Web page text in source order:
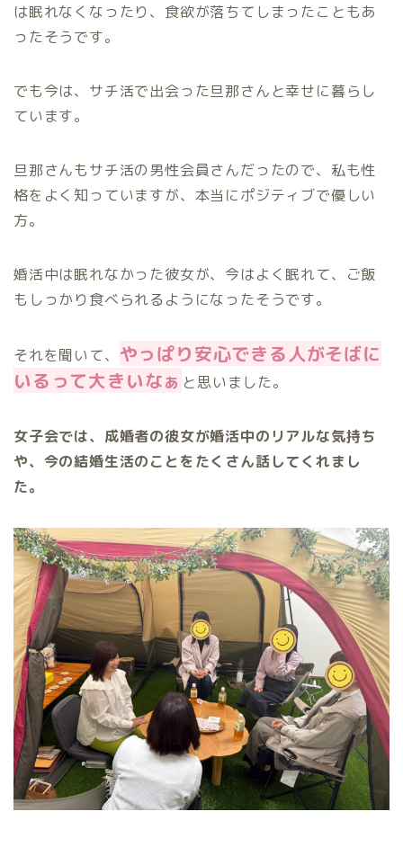
は眠れなくなったり、食欲が落ちてしまったこともあ
ったそうです。
でも今は、サチ活で出会った旦那さんと幸せに暮らし
ています。
旦那さんもサチ活の男性会員さんだったので、私も性
格をよく知っていますが、本当にポジティブで優しい
方。
婚活中は眠れなかった彼女が、今はよく眠れて、ご飯
もしっかり食べられるようになったそうです。
それを聞いて、 やっぱり安心できる人がそばに
いるって大きいなぁ と思いました。
女子会では、成婚者の彼女が婚活中のリアルな気持ち
や、今の結婚生活のことをたくさん話してくれまし
た。